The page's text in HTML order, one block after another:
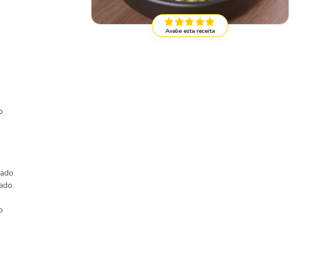
Avalie esta receita